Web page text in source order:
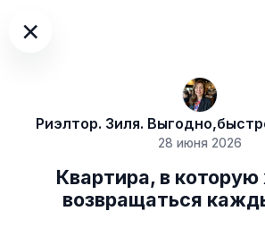
×
Риэлтор. Зиля.
28 июня 2026
Квартира, в которую
возвращаться